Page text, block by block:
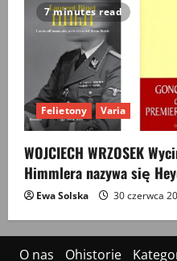
7 minutes read
Felietony Varia
WOJCIECH WRZOSEK
Himmlera nazywa się
Ewa Solska 30 czerwca
O nas Ohistorie